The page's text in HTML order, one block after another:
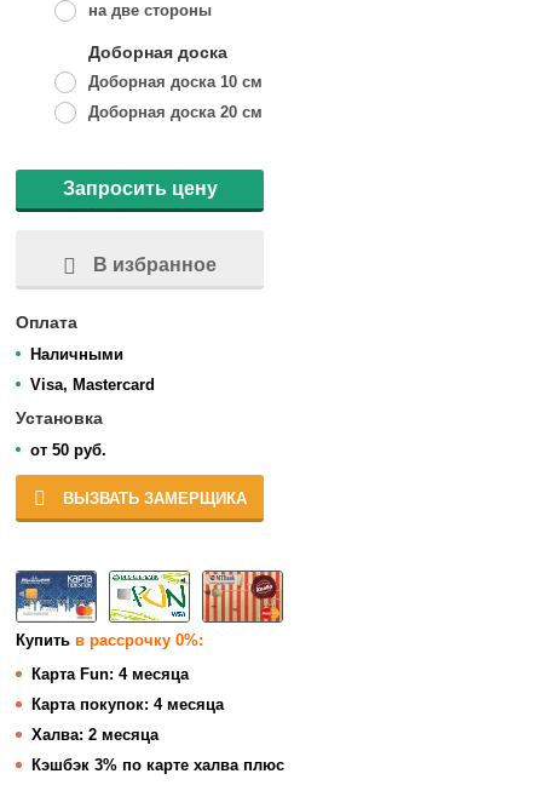
на две стороны
Доборная доска
Доборная доска 10 см
Доборная доска 20 см
Запросить цену
В избранное
Оплата
Наличными
Visa, Mastercard
Установка
от 50 руб.
ВЫЗВАТЬ ЗАМЕРЩИКА
Купитьв рассрочку 0%:
Карта Fun: 4 месяца
Карта покупок: 4 месяца
Халва: 2 месяца
Кэшбэк 3% по карте халва плюс